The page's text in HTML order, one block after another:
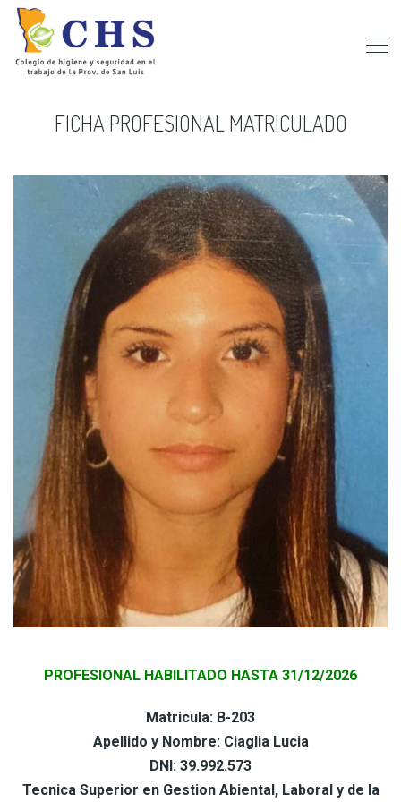
FICHA PROFESIONAL MATRICULADO
PROFESIONAL HABILITADO HASTA 31/12/2026
Matricula: B-203
Apellido y Nombre: Ciaglia Lucia
DNI: 39.992.573
Tecnica Superior en Gestion Abiental, Laboral y de la